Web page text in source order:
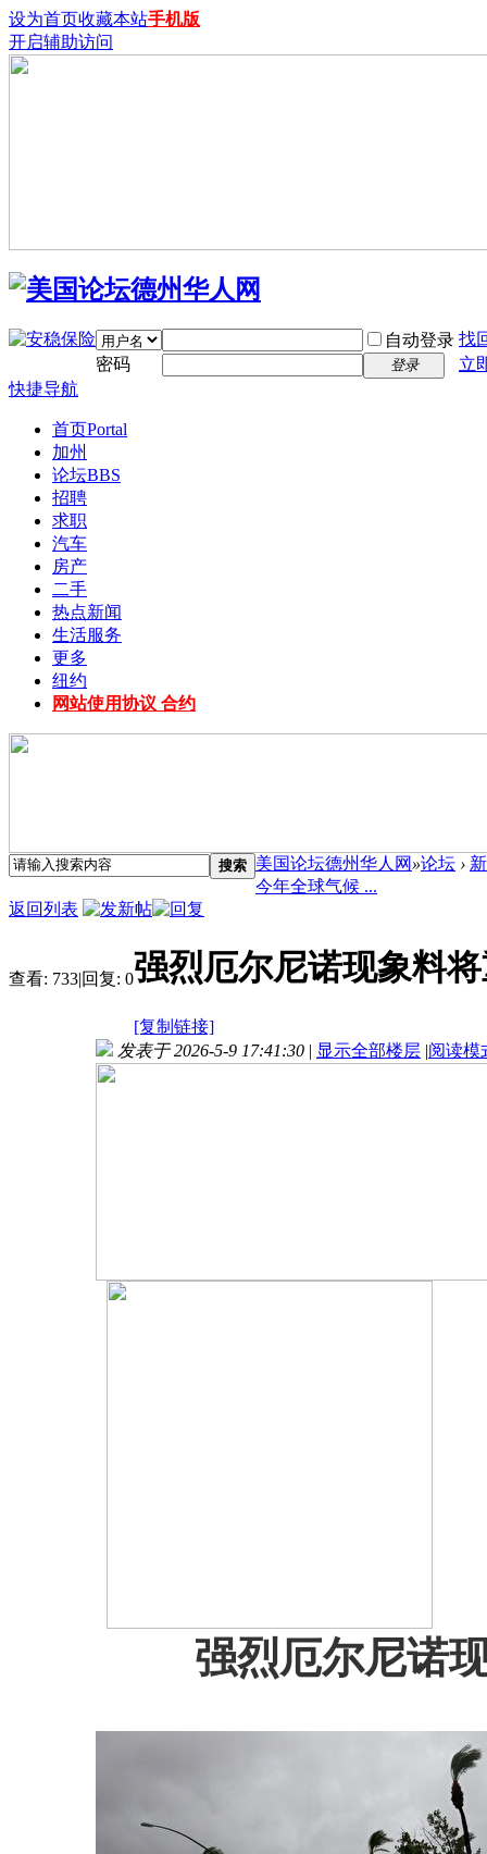
设为首页收藏本站手机版
开启辅助访问
自动登录 找
密码
登录
立
快捷导航
首页Portal
加州
论坛BBS
招聘
求职
汽车
房产
二手
热点新闻
生活服务
更多
纽约
网站使用协议 合约
搜索 美国论坛德州华人网 »论坛 ›
今年全球气候 ...
返回列表
查看: 733|回复: 0强烈厄尔尼诺现象料
[复制链接]
发表于 2026-5-9 17:41:30 | 显示全部楼层 |阅读模
强烈厄尔尼诺